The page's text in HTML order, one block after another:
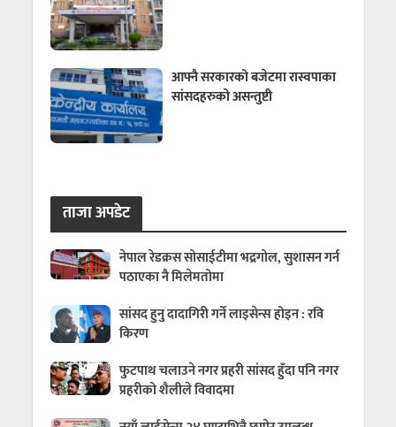
आफ्नै सरकारको बजेटमा रास्वपाका
सांसदहरुको असन्तुष्टी
ताजा अपडेट
नेपाल रेडक्रस सोसाईटीमा भद्रगोल, सुशासन गर्न
पठाएका नै मिलेमतोमा
सांसद हुनु दादागिरी गर्ने लाइसेन्स होइन : रवि
किरण
फुटपाथ चलाउने नगर प्रहरी सांसद हुँदा पनि नगर
प्रहरीको शैलीले विवादमा